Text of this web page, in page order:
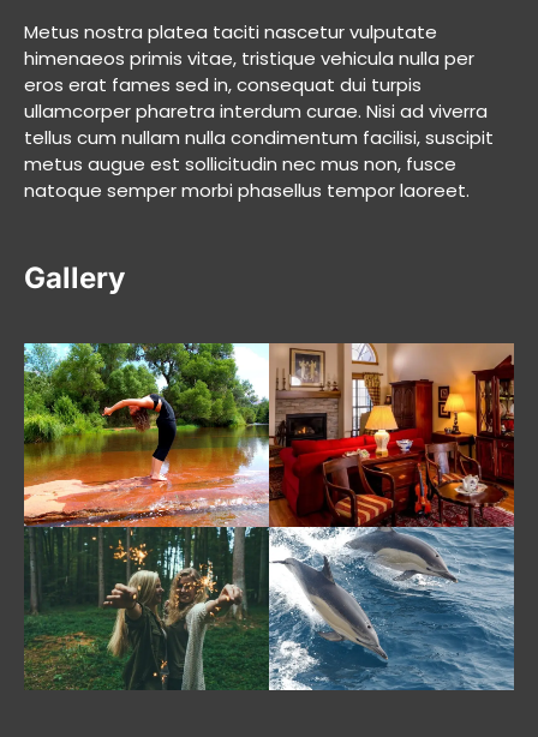
Metus nostra platea taciti nascetur vulputate
himenaeos primis vitae, tristique vehicula nulla per
eros erat fames sed in, consequat dui turpis
ullamcorper pharetra interdum curae. Nisi ad viverra
tellus cum nullam nulla condimentum facilisi, suscipit
metus augue est sollicitudin nec mus non, fusce
natoque semper morbi phasellus tempor laoreet.
Gallery